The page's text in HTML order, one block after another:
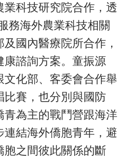
科技研究院合作，透
務海外農業科技相關
國內醫療院所合作，
康諮詢方案。童振源
化部、客委會合作舉
比賽，也分別與國防
青為主的戰鬥營跟海洋
結海外僑胞青年，避
胞之間彼此關係的斷